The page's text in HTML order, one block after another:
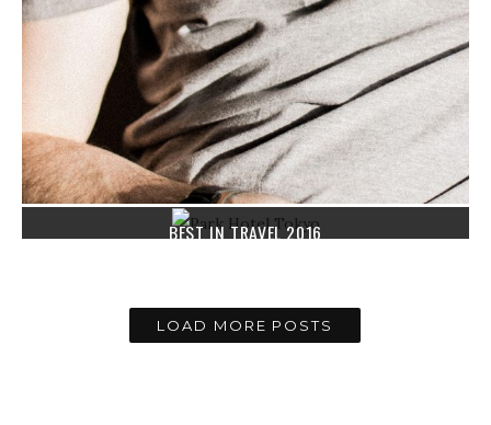
PERSONAL
BEST IN TRAVEL 2016
LOAD MORE POSTS